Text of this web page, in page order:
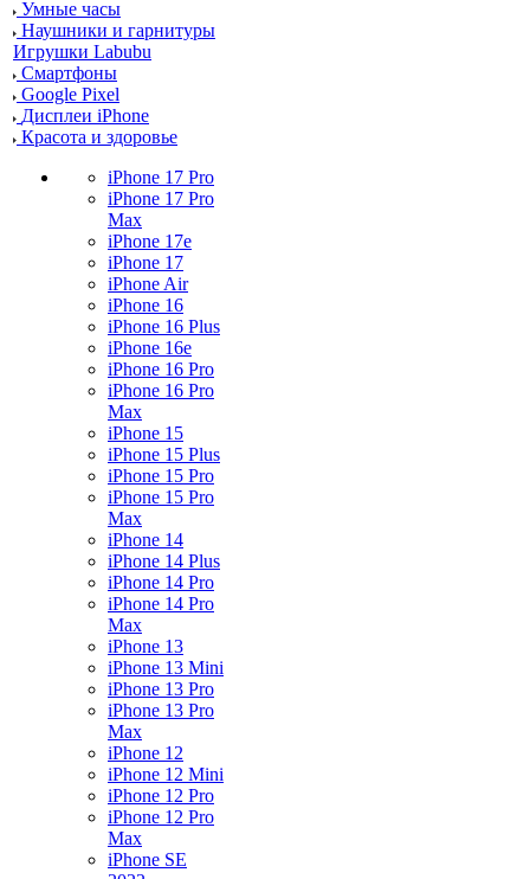
Умные часы
Наушники и гарнитуры
Игрушки Labubu
Смартфоны
Google Pixel
Дисплеи iPhone
Красота и здоровье
iPhone 17 Pro
iPhone 17 Pro
Max
iPhone 17e
iPhone 17
iPhone Air
iPhone 16
iPhone 16 Plus
iPhone 16e
iPhone 16 Pro
iPhone 16 Pro
Max
iPhone 15
iPhone 15 Plus
iPhone 15 Pro
iPhone 15 Pro
Max
iPhone 14
iPhone 14 Plus
iPhone 14 Pro
iPhone 14 Pro
Max
iPhone 13
iPhone 13 Mini
iPhone 13 Pro
iPhone 13 Pro
Max
iPhone 12
iPhone 12 Mini
iPhone 12 Pro
iPhone 12 Pro
Max
iPhone SE